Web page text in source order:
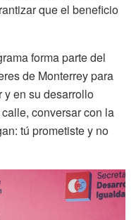
que el beneficio
forma parte del
de Monterrey para
y en su desarrollo
conversar con la
tú prometiste y no